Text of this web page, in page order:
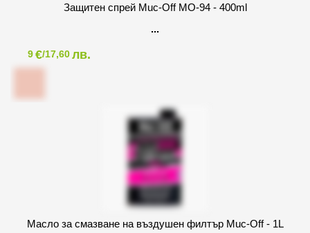
Защитен спрей Muc-Off MO-94 - 400ml
9€/17,60лв.
Масло за смазване на въздушен филтър Muc-Off - 1L